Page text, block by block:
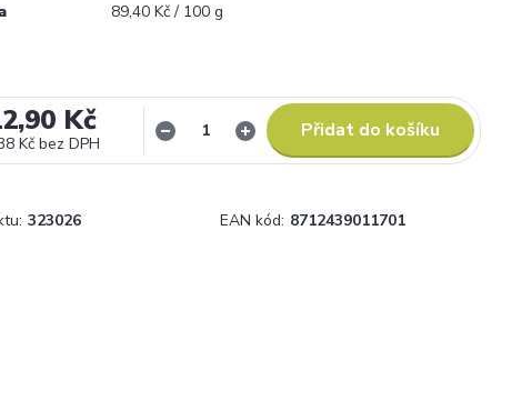
89,40 Kč / 100 g
Kč
Kč bez DPH
Přidat do košíku
323026 EAN kód: 8712439011701